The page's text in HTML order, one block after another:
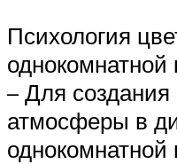
Психология
однокомнатной
– Для
атмосферы в